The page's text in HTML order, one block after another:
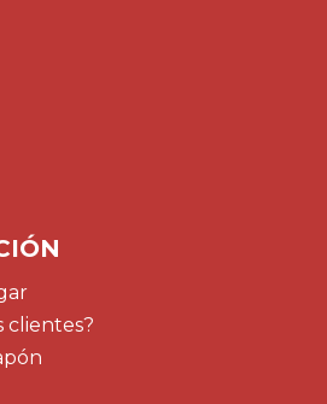
clientes?